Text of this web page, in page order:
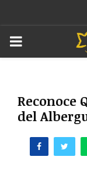
PRIMARY
Reconoce
del